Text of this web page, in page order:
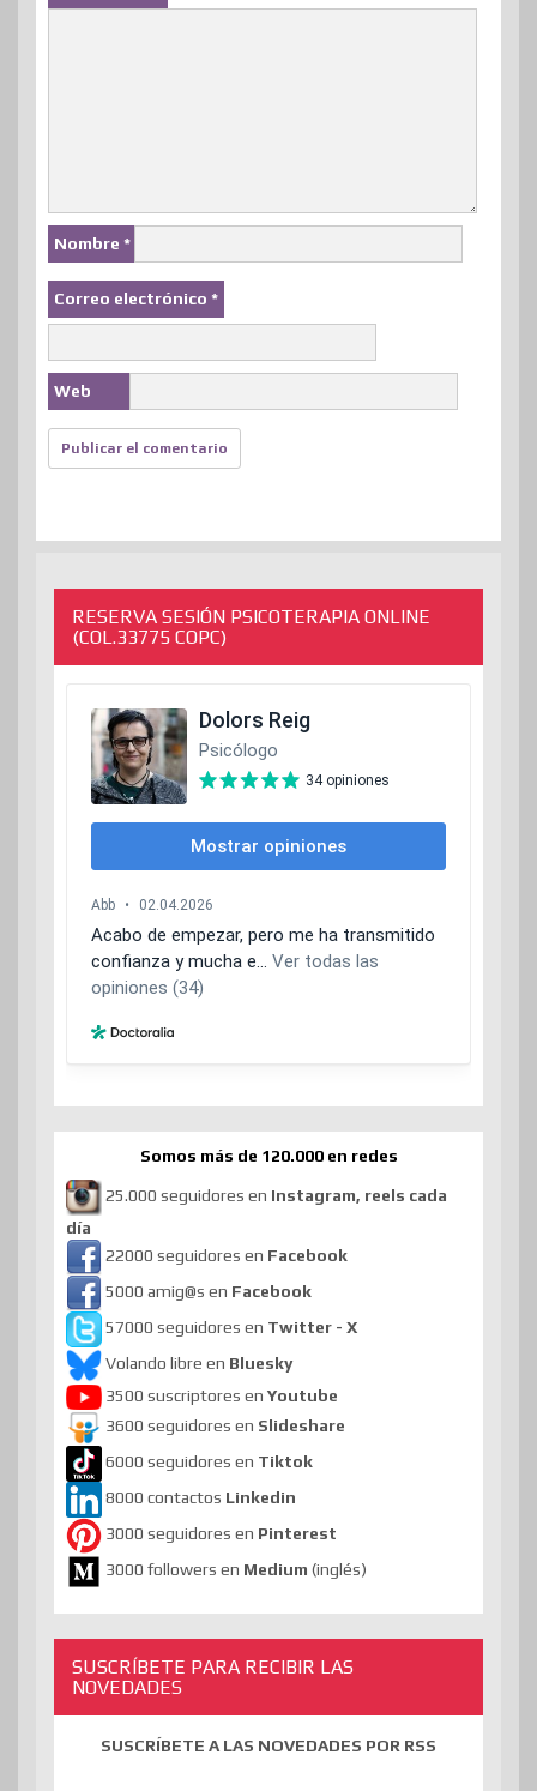
Nombre *
Correo electrónico *
Web
RESERVA SESIÓN PSICOTERAPIA ONLINE
(COL.33775 COPC)
Somos más de 120.000 en redes
25.000 seguidores en Instagram, reels cada
día
22000 seguidores en Facebook
5000 amig@s en Facebook
57000 seguidores en Twitter - X
Volando libre en Bluesky
3500 suscriptores en Youtube
3600 seguidores en Slideshare
6000 seguidores en Tiktok
8000 contactos Linkedin
3000 seguidores en Pinterest
3000 followers en Medium (inglés)
SUSCRÍBETE PARA RECIBIR LAS
NOVEDADES
SUSCRÍBETE A LAS NOVEDADES POR RSS